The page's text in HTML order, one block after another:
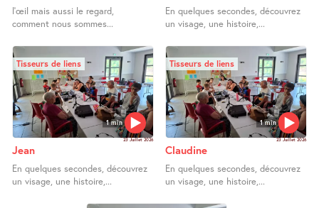
l’œil mais aussi le regard,
comment nous sommes...
En quelques secondes, découvrez
un visage, une histoire,...
1 min
Tisseurs de liens
23 Juillet 2026
Jean
En quelques secondes, découvrez
un visage, une histoire,...
1 min
Tisseurs de liens
23 Juillet 2026
Claudine
En quelques secondes, découvrez
un visage, une histoire,...